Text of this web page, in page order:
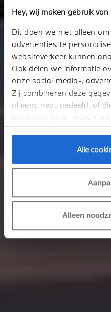
Hey, wij maken gebruik van
Dit doen we niet alleen
advertenties te
websiteverkeer kunnen
Ook delen we informatie
onze social media-,
Zij combineren deze
al eens hebt gedeeld, of
basis van jouw gebruik
Alle
Alleen
THE X4.
Voor welke uitdagingen u ook
nu al naar uit.
Ik heb interesse